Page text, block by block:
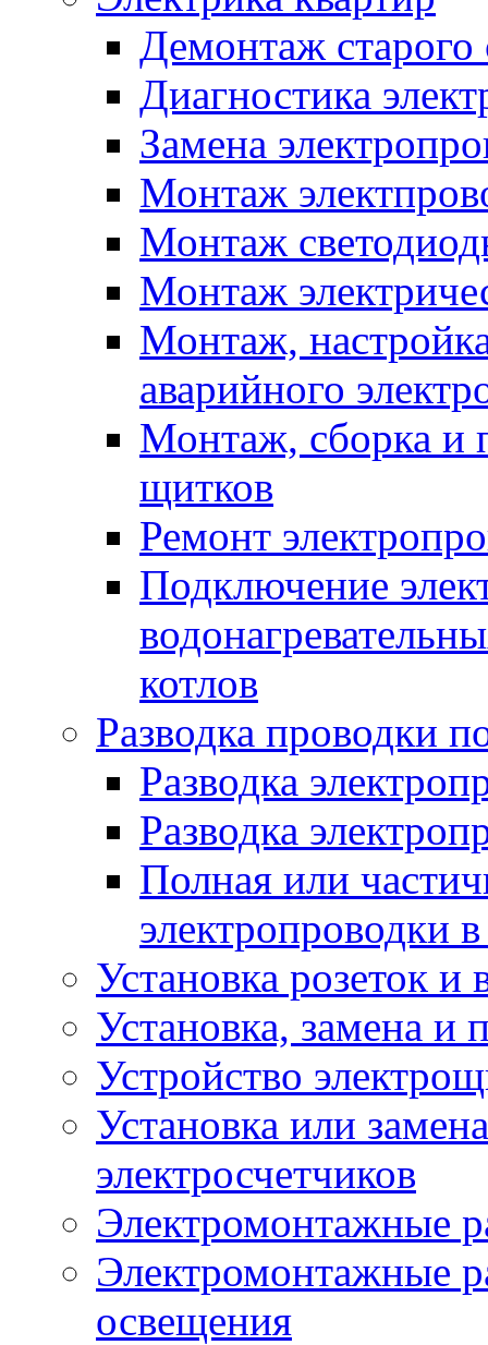
Демонтаж старого
Диагностика
Замена
Монтаж
Монтаж
Монтаж
Монтаж,
аварийного
Монтаж, сборка и
щитков
Ремонт
Подключение
котлов
Разводка проводки
Разводка
Разводка
Полная или
электропроводки
Установка розеток и
Установка, замена и
Устройство
Установка или
электросчетчиков
Электромонтажные
Электромонтажные
освещения